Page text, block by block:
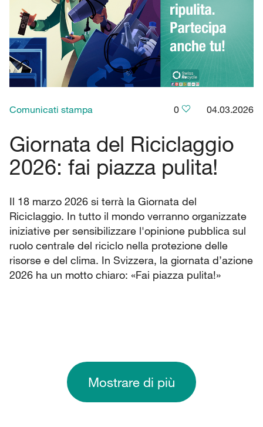
Comunicati stampa 0 04.03.2026
Giornata del Riciclaggio
2026: fai piazza pulita!
Il 18 marzo 2026 si terrà la Giornata del
Riciclaggio. In tutto il mondo verranno organizzate
iniziative per sensibilizzare l'opinione pubblica sul
ruolo centrale del riciclo nella protezione delle
risorse e del clima. In Svizzera, la giornata d’azione
2026 ha un motto chiaro: «Fai piazza pulita!»
Mostrare di più